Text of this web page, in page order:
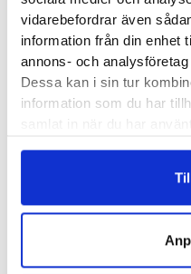
vidarebefordrar även
information från din enhet
annons- och
Dessa kan i sin tur
information som du har
Daglig vilopuls
Varning för onormal
Pulsoximetri – mäter
GPS
Energimätare
Sömnövervakning